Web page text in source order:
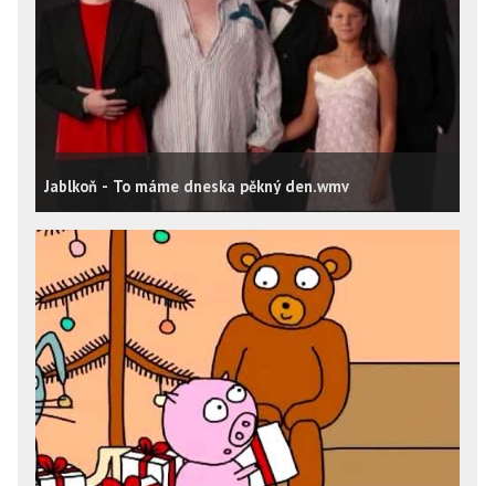
Jablkoň - To máme dneska pěkný den.wmv